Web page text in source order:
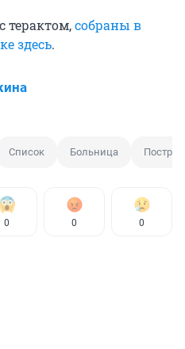
терактом,собраны в
здесь.
Список Больница
0 0 0